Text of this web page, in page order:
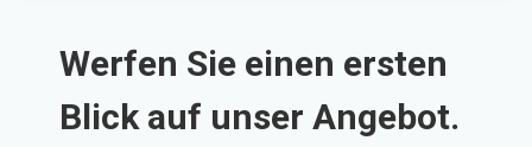
Werfen Sie einen ersten
Blick auf unser Angebot.